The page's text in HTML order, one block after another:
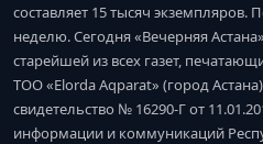
составляет 15 тысяч экземпляров.
неделю. Сегодня «Вечерняя
старейшей из всех газет,
ТОО «Elorda Aqparat» (город
свидетельство № 16290-Г от
информации и коммуникаций